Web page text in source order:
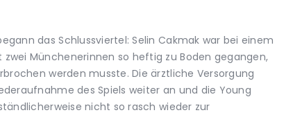
das Schlussviertel: Selin Cakmak war bei einem
Münchenerinnen so heftig zu Boden gegangen,
werden musste. Die ärztliche Versorgung
des Spiels weiter an und die Young
nicht so rasch wieder zur